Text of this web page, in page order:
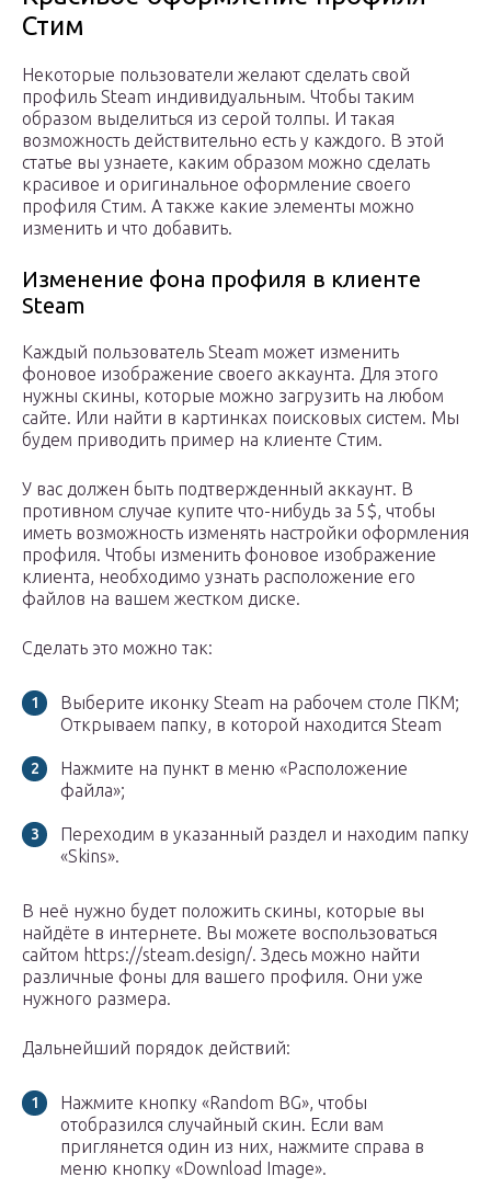
Стим
Некоторые пользователи желают сделать свой
профиль Steam индивидуальным. Чтобы таким
образом выделиться из серой толпы. И такая
возможность действительно есть у каждого. В этой
статье вы узнаете, каким образом можно сделать
красивое и оригинальное оформление своего
профиля Стим. А также какие элементы можно
изменить и что добавить.
Изменение фона профиля в клиенте
Steam
Каждый пользователь Steam может изменить
фоновое изображение своего аккаунта. Для этого
нужны скины, которые можно загрузить на любом
сайте. Или найти в картинках поисковых систем. Мы
будем приводить пример на клиенте Стим.
У вас должен быть подтвержденный аккаунт. В
противном случае купите что-нибудь за 5$, чтобы
иметь возможность изменять настройки оформления
профиля. Чтобы изменить фоновое изображение
клиента, необходимо узнать расположение его
файлов на вашем жестком диске.
Сделать это можно так:
Выберите иконку Steam на рабочем столе ПКМ;
Открываем папку, в которой находится Steam
Нажмите на пункт в меню «Расположение
файла»;
Переходим в указанный раздел и находим папку
«Skins».
В неё нужно будет положить скины, которые вы
найдёте в интернете. Вы можете воспользоваться
сайтом https://steam.design/. Здесь можно найти
различные фоны для вашего профиля. Они уже
нужного размера.
Дальнейший порядок действий:
Нажмите кнопку «Random BG», чтобы
отобразился случайный скин. Если вам
приглянется один из них, нажмите справа в
меню кнопку «Download Image».